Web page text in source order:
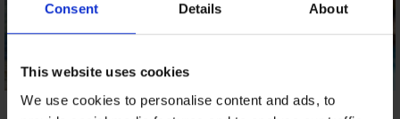
Consent Details About
This website uses cookies
We use cookies to personalise content and ads, to
Donji dio kupaćeg
Donji dio kupaćeg
Donji dio kupaćeg